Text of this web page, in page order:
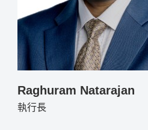
Raghuram Natarajan
執行長